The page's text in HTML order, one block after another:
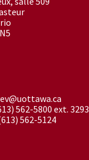
562-5800 ext. 3293
562-5124